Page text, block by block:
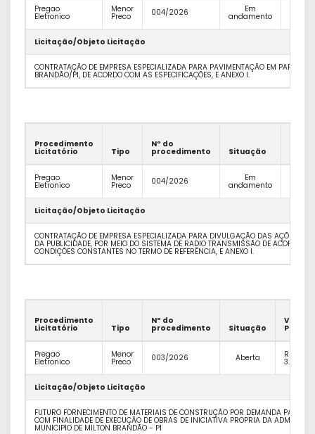
Pregao
Eletronico
Menor
Preco 004/2026 Em
andamento
Licitação/Objeto Licitação
CONTRATAÇÃO DE EMPRESA ESPECIALIZADA PARA PAVIMENTAÇÃO EM
BRANDÃO/PI, DE ACORDO COM AS ESPECIFICAÇÕES, E ANEXO I.
Procedimento
Licitatório Tipo
Nº do
procedimento Situação
Pregao
Eletronico
Menor
Preco 004/2026 Em
andamento
Licitação/Objeto Licitação
CONTRATAÇÃO DE EMPRESA ESPECIALIZADA PARA DIVULGAÇÃO DAS AÇÕES
DA PUBLICIDADE, POR MEIO DO SISTEMA DE RADIO TRANSMISSÃO DE ACORDO
CONDIÇÕES CONSTANTES NO TERMO DE REFERÊNCIA, E ANEXO I.
Procedimento
Licitatório Tipo
Nº do
procedimento Situação
Valor
Pregao
Eletronico
Menor
Preco 003/2026 Aberta R$
Licitação/Objeto Licitação
FUTURO FORNECIMENTO DE MATERIAIS DE CONSTRUÇÃO POR DEMANDA PARA A
COM FINALIDADE DE EXECUÇÃO DE OBRAS DE INICIATIVA PROPRIA DA
MUNICIPIO DE MILTON BRANDÃO - PI